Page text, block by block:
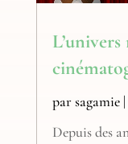
parsagamie|
Depuis des